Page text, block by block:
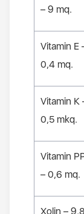
– 9 mq.
Vitamin Е
0,4 mq.
Vitamin К
0,5 mkq.
Vitamin
– 0,6 mq.
Xolin – 9,8